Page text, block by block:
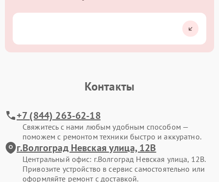
Контакты
+7 (844) 263-62-18
Свяжитесь с нами любым удобным способом —
поможем с ремонтом техники быстро и аккуратно.
г.Волгоград Невская улица, 12В
Центральный офис: г.Волгоград Невская улица, 12В.
Привозите устройство в сервис самостоятельно или
оформляйте ремонт с доставкой.